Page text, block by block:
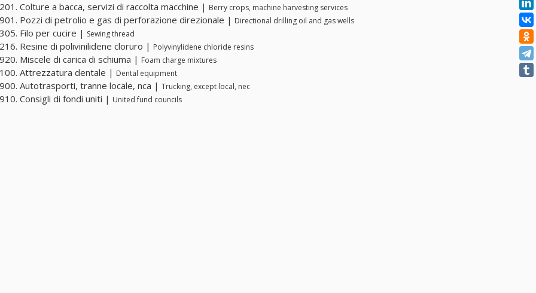
Colture a bacca, servizi di raccolta macchine | Berry crops, machine harvesting services
Pozzi di petrolio e gas di perforazione direzionale | Directional drilling oil and gas wells
Filo per cucire | Sewing thread
Resine di polivinilidene cloruro | Polyvinylidene chloride resins
Miscele di carica di schiuma | Foam charge mixtures
Attrezzatura dentale | Dental equipment
Autotrasporti, tranne locale, nca | Trucking, except local, nec
Consigli di fondi uniti | United fund councils